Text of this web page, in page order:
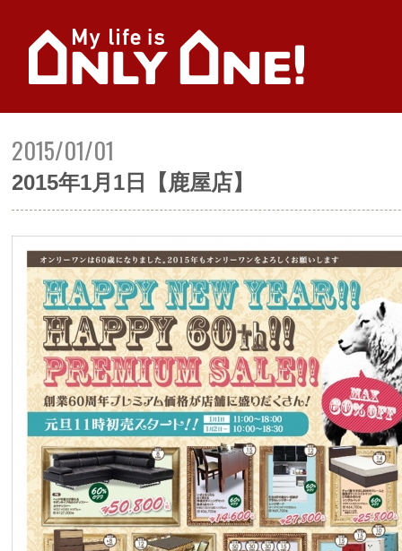
2015/01/01
2015年1月1日【鹿屋店】